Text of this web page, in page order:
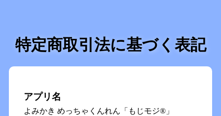
特定商取引法に基づく表記
アプリ名
よみかき めっちゃくんれん「もじモジ®」